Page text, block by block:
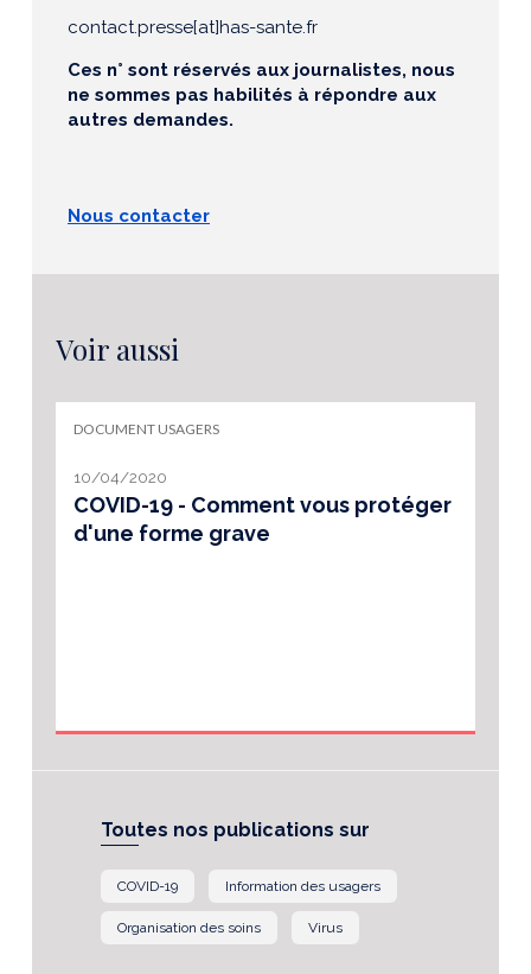
contact.presse[at]has-sante.fr
Ces n° sont réservés aux journalistes, nous
ne sommes pas habilités à répondre aux
autres demandes.
Nous contacter
Voir aussi
DOCUMENT USAGERS
10/04/2020
COVID-19 - Comment vous protéger
d'une forme grave
Toutes nos publications sur
COVID-19 Information des usagers
Organisation des soins Virus